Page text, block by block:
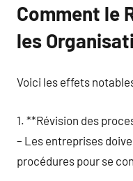
Comment le
les
Voici les effets
1. **Révision des
– Les entreprises
procédures pour se